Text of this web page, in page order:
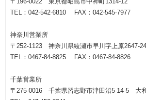
TEL：042-542-6810 FAX：042-545-7977
神奈川営業所
〒252-1123 神奈川県綾瀬市早川字上原2647-24
TEL：0467-84-8825 FAX：0467-84-8826
千葉営業所
〒275-0016 千葉県習志野市津田沼5-14-5 大